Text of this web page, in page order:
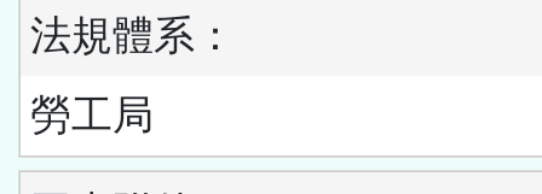
法規體系：
勞工局